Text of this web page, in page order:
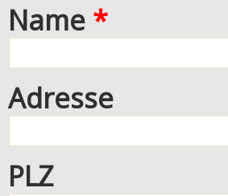
Name *
Adresse
PLZ